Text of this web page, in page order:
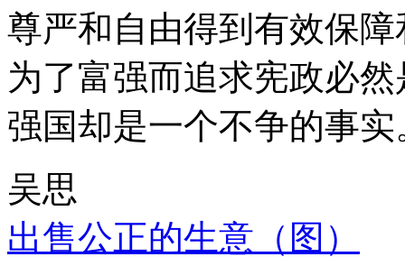
尊严和自由得到有效保
为了富强而追求宪政必
强国却是一个不争的事实
吴思
出售公正的生意（图）